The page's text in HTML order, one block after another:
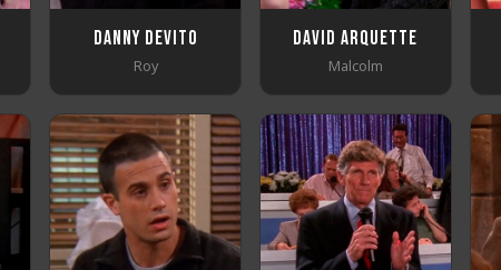
Danny DeVito
Roy
David Arquette
Malcolm